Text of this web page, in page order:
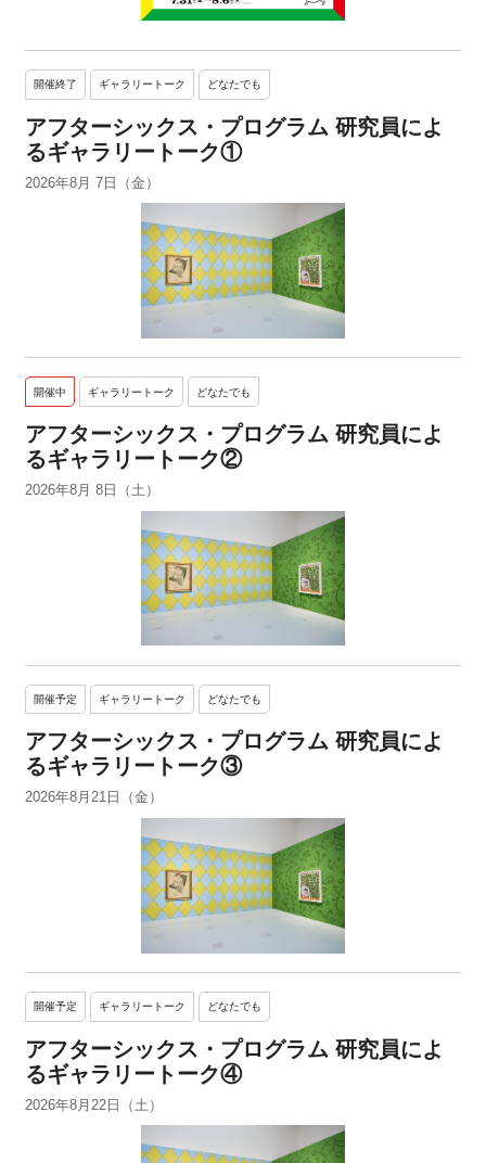
開催終了 ギャラリートーク どなたでも
アフターシックス・プログラム 研究員によ
るギャラリートーク①
2026年8月 7日（金）
開催中 ギャラリートーク どなたでも
アフターシックス・プログラム 研究員によ
るギャラリートーク②
2026年8月 8日（土）
開催予定 ギャラリートーク どなたでも
アフターシックス・プログラム 研究員によ
るギャラリートーク③
2026年8月21日（金）
開催予定 ギャラリートーク どなたでも
アフターシックス・プログラム 研究員によ
るギャラリートーク④
2026年8月22日（土）